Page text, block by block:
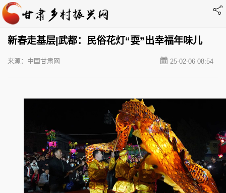
新春走基层|武都：民俗花灯“耍”出幸福年味儿
25-02-06 08:54
来源：中国甘肃网